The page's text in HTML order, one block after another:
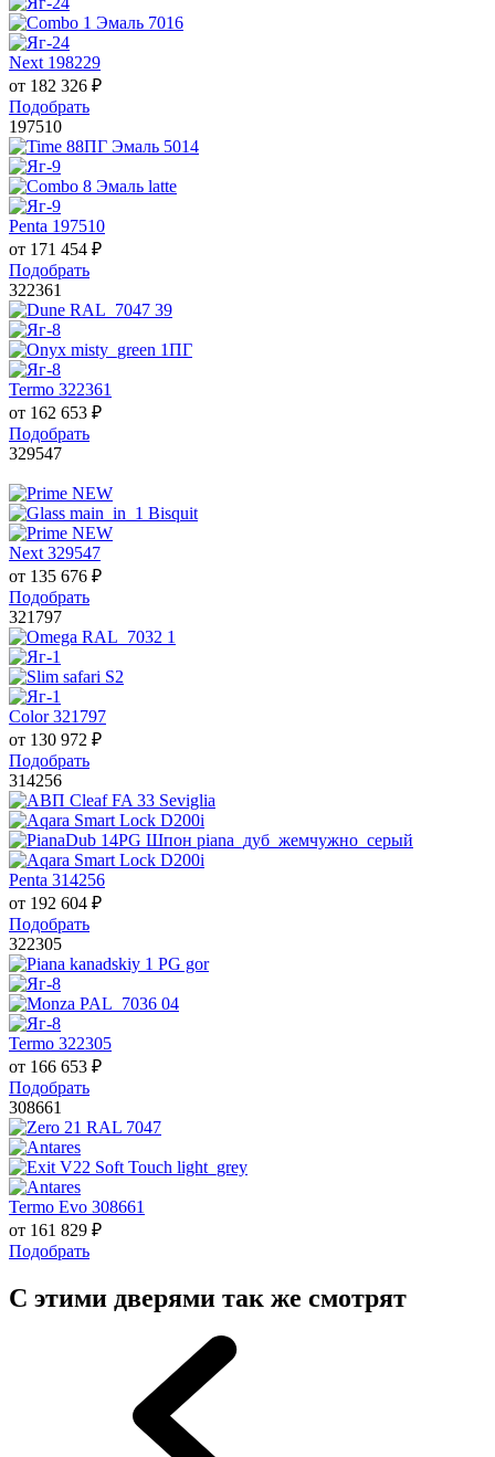
Next 198229
от 182 326 ₽
Подобрать
197510
Penta 197510
от 171 454 ₽
Подобрать
322361
Termo 322361
от 162 653 ₽
Подобрать
329547
Next 329547
от 135 676 ₽
Подобрать
321797
Color 321797
от 130 972 ₽
Подобрать
314256
Penta 314256
от 192 604 ₽
Подобрать
322305
Termo 322305
от 166 653 ₽
Подобрать
308661
Termo Evo 308661
от 161 829 ₽
Подобрать
С этими дверями так же смотрят